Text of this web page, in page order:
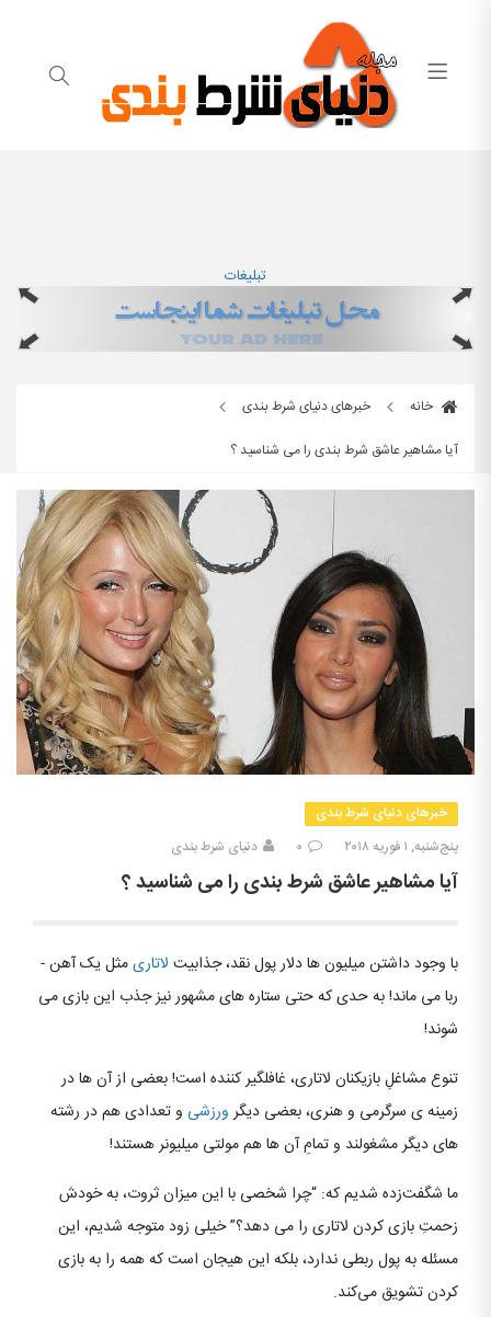
تبلیغات
خانه
خبرهای دنیای شرط بندی
آیا مشاهیر عاشق شرط بندی را می شناسید ؟
خبرهای دنیای شرط بندی
پنج‌شنبه, ۱ فوریه ۲۰۱۸
۰ دنیای شرط بندی
آیا مشاهیر عاشق شرط بندی را می شناسید ؟
با وجود داشتن میلیون­ ها دلار پول نقد، جذابیت لاتاریمثل یک آهن ­
ربا می ماند! به حدی که حتی ستاره‌ های مشهور نیز جذب این بازی می
شوند!
تنوع مشاغلِ بازیکنان لاتاری، غافلگیر کننده است! بعضی از آن‌ ها در
زمینه‌ ی سرگرمی و هنری، بعضی دیگرورزشی و تعدادی هم در رشته‌
های دیگر مشغولند و تمامِ آن‌ ها هم مولتی میلیونر هستند!
ما شگفت‌زده شدیم ‌که: “چرا شخصی با این میزان ثروت، به خودش
زحمتِ بازی کردن لاتاری را می‌ دهد؟” خیلی زود متوجه شدیم، این
مسئله به پول ربطی ندارد، بلکه این هیجان است که همه را به بازی
کردن تشویق می‌کند.